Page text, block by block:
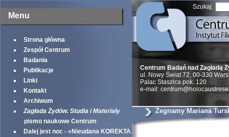
Menu
Strona główna
Zespół Centrum
Badania
Publikacje
Linki
Kontakt
Archiwum
Zagłada Żydów. Studia i Materiały
pismo naukowe Centrum
Dalej jest noc - »Nieudana KOREKTA
Szukaj:
Centrum Badań nad Zagładą
ul. Nowy Świat 72, 00-330
Palac Staszica pok. 120
e-mail:
Żegnamy Mariana